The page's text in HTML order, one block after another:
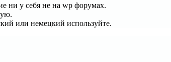
ни у себя не на wp форумах.
или немецкий используйте.